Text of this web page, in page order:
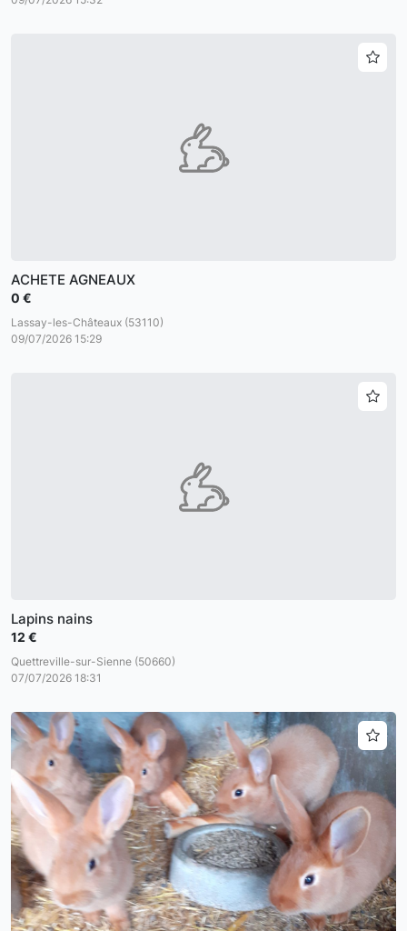
ACHETE AGNEAUX
0 €
Lassay-les-Châteaux (53110)
09/07/2026 15:29
Lapins nains
12 €
Quettreville-sur-Sienne (50660)
07/07/2026 18:31